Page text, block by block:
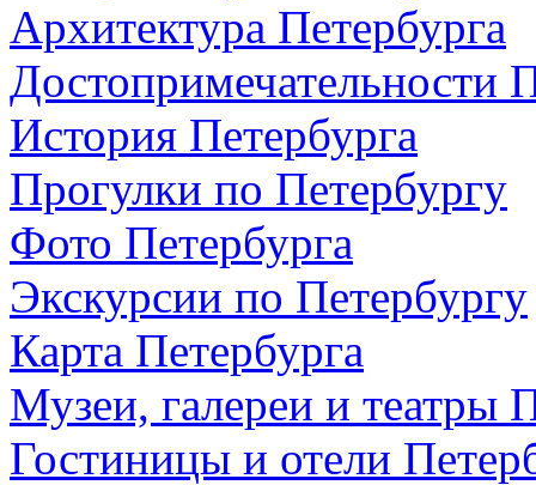
Архитектура Петербурга
Достопримечательности
История Петербурга
Прогулки по Петербургу
Фото Петербурга
Экскурсии по Петербургу
Карта Петербурга
Музеи, галереи и театры
Гостиницы и отели